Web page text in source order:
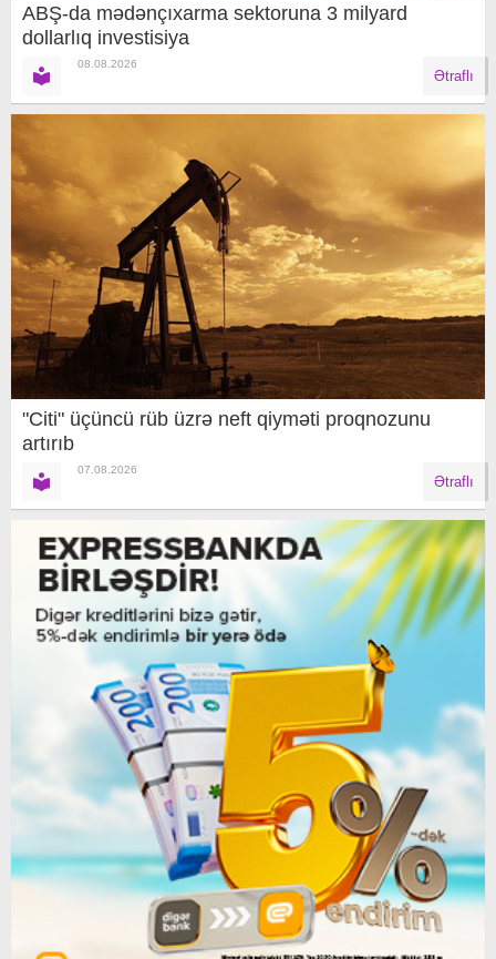
ABŞ-da mədənçıxarma sektoruna 3 milyard
dollarlıq investisiya
08.08.2026
Ətraflı
"Citi" üçüncü rüb üzrə neft qiyməti proqnozunu
artırıb
07.08.2026
Ətraflı